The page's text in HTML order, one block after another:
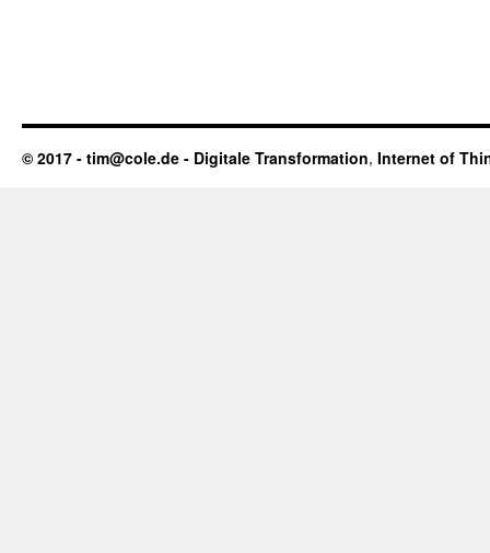
© 2017 - tim@cole.de - Digitale Transformation, Internet of